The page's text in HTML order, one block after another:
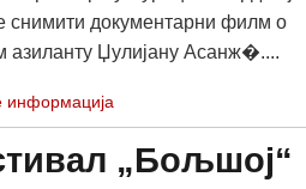
снимити документарни филм о
азиланту Џулијану Асанж�....
информација
„Бољшој“